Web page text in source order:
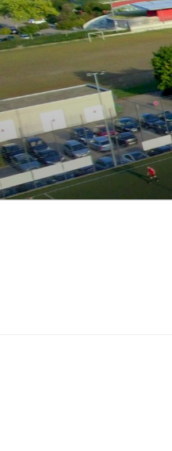
Zum
Inhalt
springen